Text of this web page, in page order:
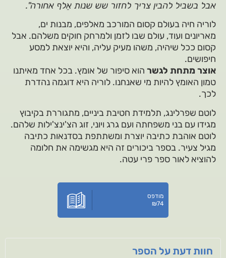
אבל בשביל להבין צריך לחזור שש שנות אֵלף אחורה".
לוריה חיה בעולם קסום המורכב מאלפים, מבנות ים,
מאריונים ועוד, עולם שבו לזמן ולמרחק חוקים משלהם. אבל
קסום ככל שיהיה, משהו מעיק עליה, והיא יוצאת למסע
חיפושים.
אוצר מתחת לגשר הוא סיפור של אומץ. בכל אחד מאיתנו
טמון האומץ להיות מי שאנחנו. לוריה היא דוגמה נהדרת
לכך.
לוטם שפרלינג, תלמידת חטיבת ביניים, מתגוררת בקיבוץ
מגידו עם בני משפחתה ועם גרג ויוני, זוג הצ'ינצ'ילות שלהם.
לוטם אוהבת כתיבה יוצרת ומשתתפת בסדנאות כתיבה
מגיל צעיר. בספר ביכורים זה היא מגשימה את חלומה
להוציא לאור ספר פרי עטה.
מודפס
₪74
חוות דעת על הספר